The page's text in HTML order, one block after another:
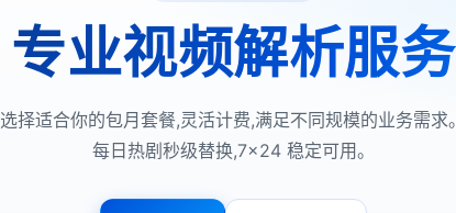
专业视频解析服务
选择适合你的包月套餐,灵活计费,满足不同规模的业务需求。
每日热剧秒级替换,7×24 稳定可用。